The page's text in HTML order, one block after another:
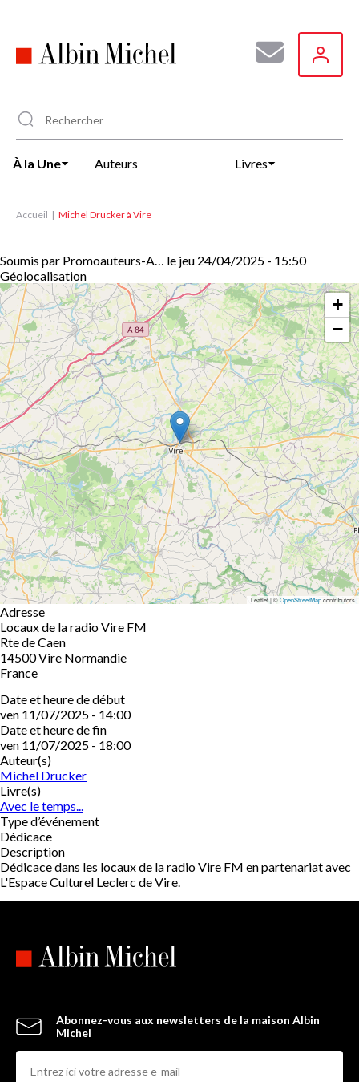
principal
À la Une Auteurs Livres
Accueil Michel Drucker à Vire
Soumis par Promoauteurs-A… le jeu 24/04/2025 - 15:50
Géolocalisation
+
−
Leaflet | ©OpenStreetMapcontributors
Adresse
Locaux de la radio Vire FM
Rte de Caen
14500Vire Normandie
France
Date et heure de début
ven 11/07/2025 - 14:00
Date et heure de fin
ven 11/07/2025 - 18:00
Auteur(s)
Michel Drucker
Livre(s)
Avec le temps...
Type d’événement
Dédicace
Description
Dédicace dans les locaux de la radio Vire FM en partenariat avec
L'Espace Culturel Leclerc de Vire.
Abonnez-vous aux newsletters de la maison Albin
Michel